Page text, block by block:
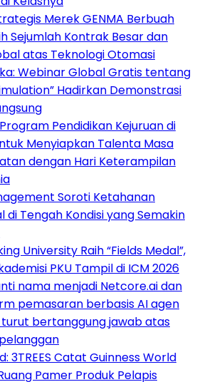
Merek GENMA Berbuah
Sejumlah Kontrak Besar dan
atas Teknologi Otomasi
Webinar Global Gratis tentang
Hadirkan Demonstrasi
Pendidikan Kejuruan di
Menyiapkan Talenta Masa
dengan Hari Keterampilan
Soroti Ketahanan
di Tengah Kondisi yang Semakin
University Raih “Fields Medal”,
PKU Tampil di ICM 2026
nama menjadi Netcore.ai dan
pemasaran berbasis AI agen
bertanggung jawab atas
3TREES Catat Guinness World
Pamer Produk Pelapis